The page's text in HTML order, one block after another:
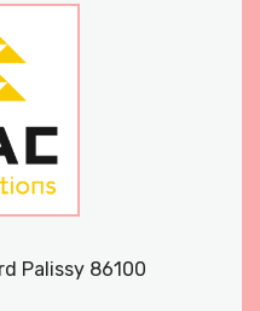
Palissy 86100